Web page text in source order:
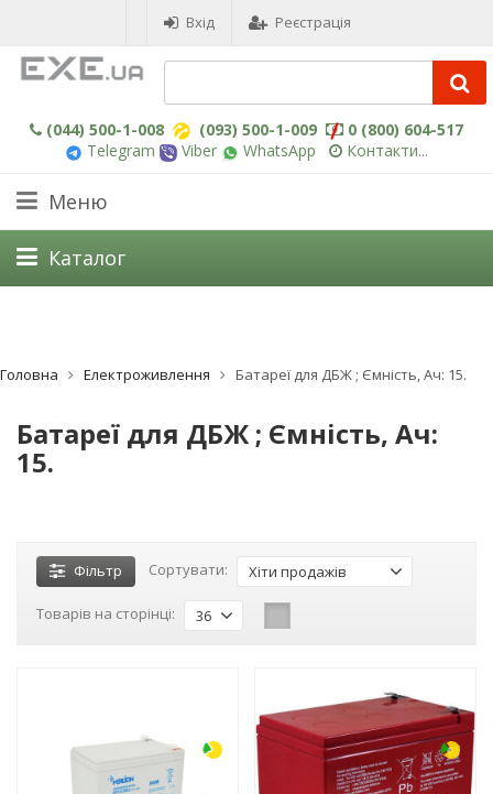
Вхід Реєстрація
(044) 500-1-008 (093) 500-1-009
0 (800) 604-517
Telegram
Viber WhatsApp Контакти...
Меню
Каталог
Головна Електроживлення Батареї для ДБЖ ; Ємність, Ач: 15.
Батареї для ДБЖ ; Ємність, Ач:
15.
Фільтр Сортувати: Хіти продажів
Товарів на сторінці: 36